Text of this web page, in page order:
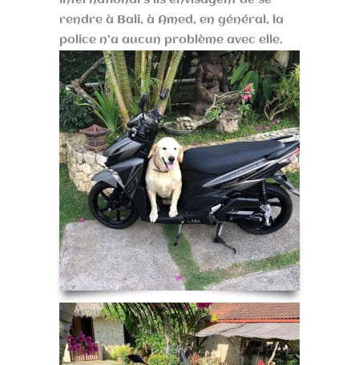
rendre à Bali, à Amed, en général, la
police n’a aucun problème avec elle.